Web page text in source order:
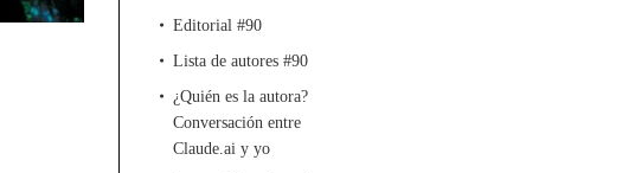
Editorial #90
Lista de autores #90
¿Quién es la autora?
Conversación entre
Claude.ai y yo